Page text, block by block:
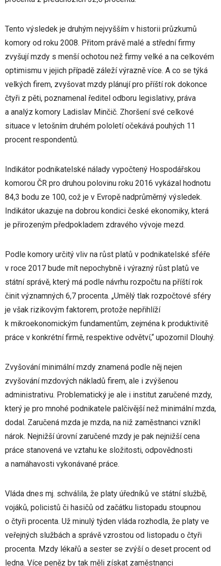
Tento výsledek je druhým nejvyšším v historii průzkumů
komory od roku 2008. Přitom právě malé a střední firmy
zvyšují mzdy s menší ochotou než firmy velké a na celkovém
optimismu v jejich případě záleží výrazně více. A co se týká
velkých firem, zvyšovat mzdy plánují pro příští rok dokonce
čtyři z pěti, poznamenal ředitel odboru legislativy, práva
a analýz komory Ladislav Minčič. Zhoršení své celkové
situace v letošním druhém pololetí očekává pouhých 11
procent respondentů.
Indikátor podnikatelské nálady vypočtený Hospodářskou
komorou ČR pro druhou polovinu roku 2016 vykázal hodnotu
84,3 bodu ze 100, což je v Evropě nadprůměrný výsledek.
Indikátor ukazuje na dobrou kondici české ekonomiky, která
je přirozeným předpokladem zdravého vývoje mezd.
Podle komory určitý vliv na růst platů v podnikatelské sféře
v roce 2017 bude mít nepochybně i výrazný růst platů ve
státní správě, který má podle návrhu rozpočtu na příští rok
činit významných 6,7 procenta. „Umělý tlak rozpočtové sféry
je však rizikovým faktorem, protože nepřihlíží
k mikroekonomickým fundamentům, zejména k produktivitě
práce v konkrétní firmě, respektive odvětví,“ upozornil Dlouhý.
Zvyšování minimální mzdy znamená podle něj nejen
zvyšování mzdových nákladů firem, ale i zvýšenou
administrativu. Problematický je ale i institut zaručené mzdy,
který je pro mnohé podnikatele palčivější než minimální mzda,
dodal. Zaručená mzda je mzda, na niž zaměstnanci vznikl
nárok. Nejnižší úrovní zaručené mzdy je pak nejnižší cena
práce stanovená ve vztahu ke složitosti, odpovědnosti
a namáhavosti vykonávané práce.
Vláda dnes mj. schválila, že platy úředníků ve státní službě,
vojáků, policistů či hasičů od začátku listopadu stoupnou
o čtyři procenta. Už minulý týden vláda rozhodla, že platy ve
veřejných službách a správě vzrostou od listopadu o čtyři
procenta. Mzdy lékařů a sester se zvýší o deset procent od
ledna. Více peněz by tak měli získat zaměstnanci